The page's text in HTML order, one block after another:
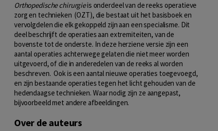
Orthopedische chirurgieis onderdeel van de reeks operatieve
zorg en technieken (OZT), die bestaat uit het basisboek en
vervolgdelen die elk gekoppeld zijn aan een specialisme. Dit
deel beschrijft de operaties aan extremiteiten, van de
bovenste tot de onderste. In deze herziene versie zijn een
aantal operaties achterwege gelaten die niet meer worden
uitgevoerd, of die in anderedelen van de reeks al worden
beschreven. Ook is een aantal nieuwe operaties toegevoegd,
en zijn bestaande operaties tegen het licht gehouden van de
hedendaagse technieken. Waar nodig zijn ze aangepast,
bijvoorbeeld met andere afbeeldingen.
Over de auteurs